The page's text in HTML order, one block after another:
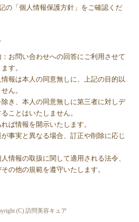
の「個人情報保護方針」をご確認くだ
お問い合わせへの回答にご利用させて
す。
報は本人の同意無しに、上記の目的以
ん。
き、本人の同意無しに第三者に対しデ
ことはいたしません。
ば情報を開示いたします。
事実と異なる場合、訂正や削除に応じ
情報の取扱に関して適用される法令、
の他の規範を遵守いたします。
(C) 訪問美容キュア